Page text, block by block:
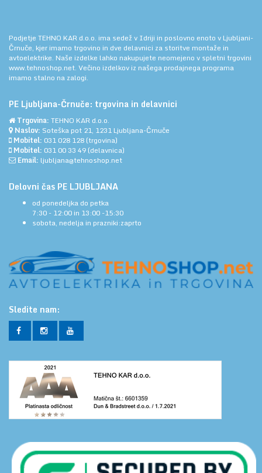
Podjetje TEHNO KAR d.o.o. ima sedež v Idriji in poslovno enoto v Ljubljani-
Črnuče, kjer imamo trgovino in dve delavnici za storitve montaže in
avtoelektrike. Naše izdelke lahko nakupujete neomejeno v spletni trgovini
www.tehnoshop.net. Večino izdelkov iz našega prodajnega programa
imamo stalno na zalogi.
PE Ljubljana-Črnuče: trgovina in delavnici
Trgovina: TEHNO KAR d.o.o.
Naslov: Soteška pot 21, 1231 Ljubljana-Črnuče
Mobitel: 031 028 128 (trgovina)
Mobitel: 031 00 33 49 (delavnica)
Email: ljubljana@tehnoshop.net
Delovni čas PE LJUBLJANA
od ponedeljka do petka
7:30 - 12:00 in 13:00 -15:30
sobota, nedelja in prazniki:zaprto
Sledite nam: